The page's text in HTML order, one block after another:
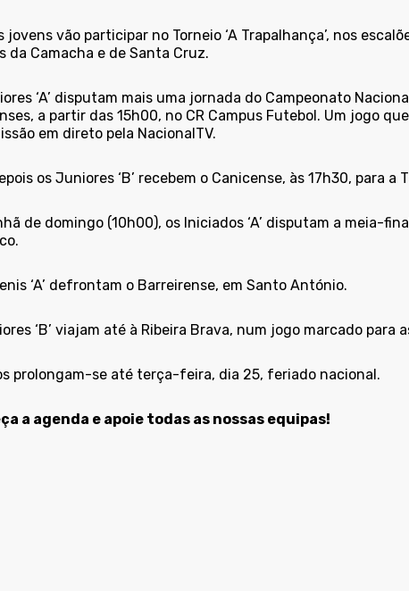
jovens vão participar no Torneio ‘A Trapalhança’, nos
da Camacha e de Santa Cruz.
‘A’ disputam mais uma jornada do Campeonato
a partir das 15h00, no CR Campus Futebol. Um jogo
em direto pela NacionalTV.
os Juniores ‘B’ recebem o Canicense, às 17h30, para a
de domingo (10h00), os Iniciados ‘A’ disputam a meia-
‘A’ defrontam o Barreirense, em Santo António.
‘B’ viajam até à Ribeira Brava, num jogo marcado para
prolongam-se até terça-feira, dia 25, feriado nacional.
a agenda e apoie todas as nossas equipas!